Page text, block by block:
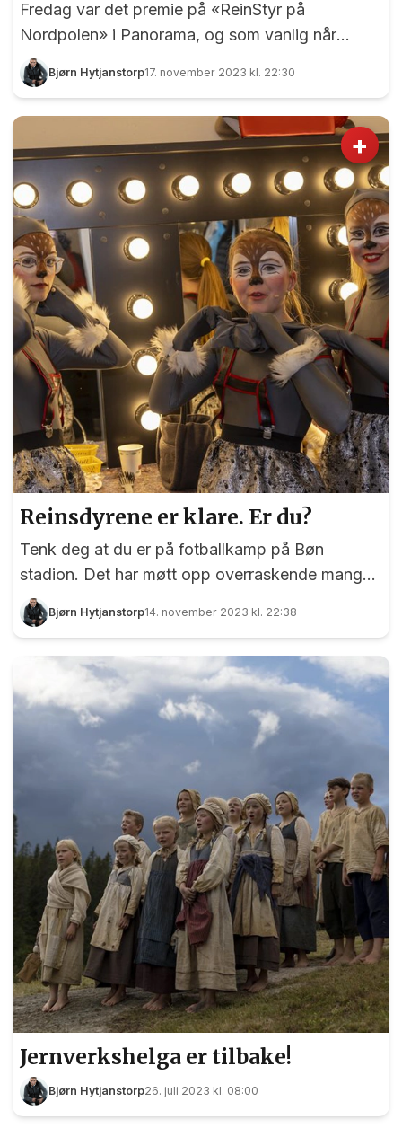
Fredag var det premie på «ReinStyr på
Nordpolen» i Panorama, og som vanlig når
Eidsvoll Amatørteater setter opp en forestilling er
det tvers igjennom kvalitet. Reinlenderne, det vil
forlangte matpause. Foto: Bjørn Hytjanstorp
Bjørn Hytjanstorp17. november 2023 kl. 22:30
+
Reinsdyrene er klare. Er du?
Tenk deg at du er på fotballkamp på Bøn
stadion. Det har møtt opp overraskende mange
for å se hjemmelaget. Kan det være nærmere
100? Se for deg at alle disse heller tar turen til
mange er nemlig involvert i forestillingen som har
premiere i Panorama på fredag. Mari Hellerud
spiller jervebarnet med det spretne navnet
"Tjohei". Foto: Bjørn Hytjanstorp
Bjørn Hytjanstorp14. november 2023 kl. 22:38
Jernverkshelga er tilbake!
Bjørn Hytjanstorp26. juli 2023 kl. 08:00